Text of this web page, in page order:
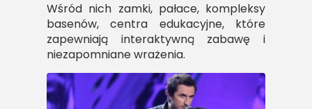
Wśród nich zamki, pałace, kompleksy
basenów, centra edukacyjne, które
zapewniają interaktywną zabawę i
niezapomniane wrażenia.